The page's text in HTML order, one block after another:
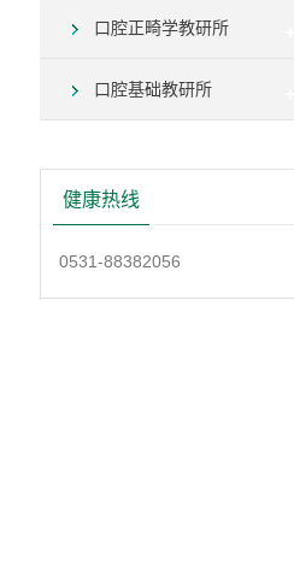
口腔正畸学教研所
口腔基础教研所
健康热线
0531-88382056